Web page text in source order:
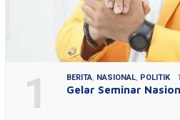
1 BERITA, NASIONAL, POLITIK
Gelar Seminar